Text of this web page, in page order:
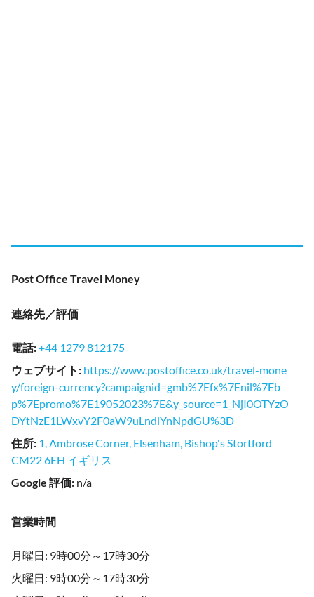
Post Office Travel Money
連絡先／評価
電話:+44 1279 812175
ウェブサイト : https://www.postoffice.co.uk/travel-mone
y/foreign-currency?campaignid=gmb%7Efx%7Enil%7Eb
p%7Epromo%7E19052023%7E&y_source=1_NjI0OTYzO
DYtNzE1LWxvY2F0aW9uLndlYnNpdGU%3D
住所: 1, Ambrose Corner, Elsenham, Bishop's Stortford
CM22 6EH イギリス
Google 評価: n/a
営業時間
月曜日: 9時00分～17時30分
火曜日: 9時00分～17時30分